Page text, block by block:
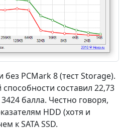
PCMark 8 (тест Storage).
составил 22,73
балла. Честно говоря,
HDD (хотя и
к SATA SSD.